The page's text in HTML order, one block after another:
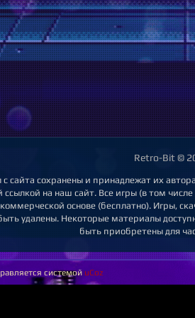
Retro-Bit ©
сайта сохранены и принадлежат их
ссылкой на наш сайт. Все игры (в том
основе (бесплатно). Игры,
удалены. Некоторые материалы
быть приобретены для
системой uCoz